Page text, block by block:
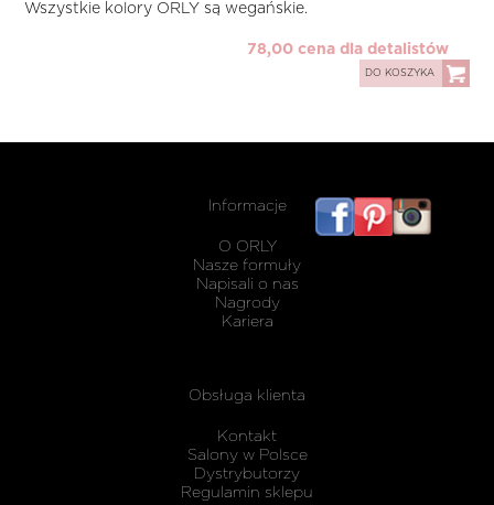
Wszystkie kolory ORLY są wegańskie.
78,00 cena dla detalistów
DO KOSZYKA
Informacje
O ORLY
Nasze formuły
Napisali o nas
Nagrody
Kariera
Obsługa klienta
Kontakt
Salony w Polsce
Dystrybutorzy
Regulamin sklepu